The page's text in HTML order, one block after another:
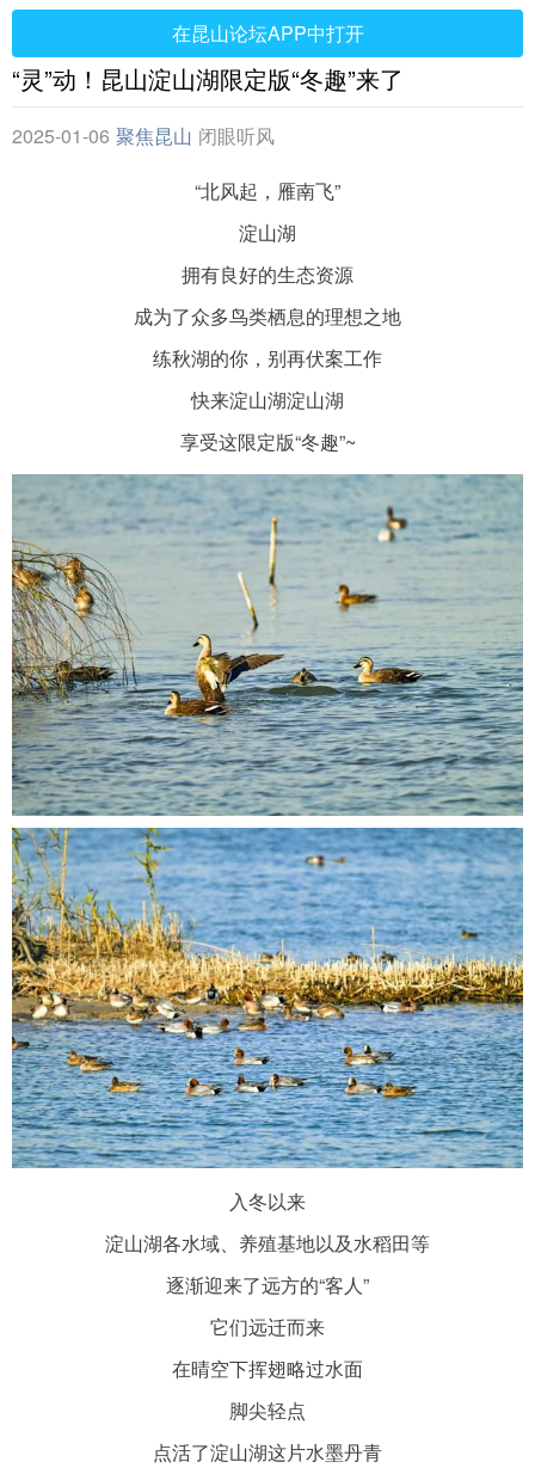
在昆山论坛APP中打开
“灵”动！昆山淀山湖限定版“冬趣”来了
2025-01-06 聚焦昆山 闭眼听风
“北风起，雁南飞”
淀山湖
拥有良好的生态资源
成为了众多鸟类栖息的理想之地
练秋湖的你，别再伏案工作
快来淀山湖淀山湖
享受这限定版“冬趣”~
入冬以来
淀山湖各水域、养殖基地以及水稻田等
逐渐迎来了远方的“客人”
它们远迁而来
在晴空下挥翅略过水面
脚尖轻点
点活了淀山湖这片水墨丹青